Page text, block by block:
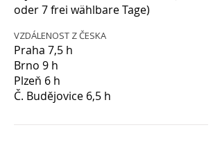
oder 7 frei wählbare Tage)
VZDÁLENOST Z ČESKA
Praha 7,5 h
Brno 9 h
Plzeň 6 h
Č. Budějovice 6,5 h